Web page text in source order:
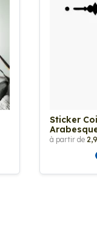
Sticker
à partir de